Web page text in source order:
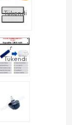
Tükendi
Tükendi